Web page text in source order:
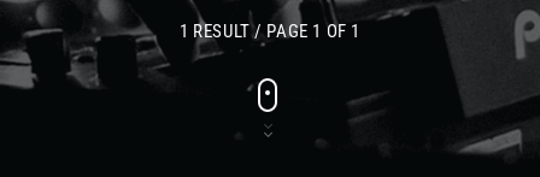
1 RESULT / PAGE 1 OF 1